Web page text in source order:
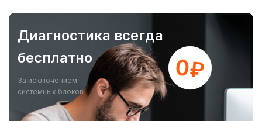
Диагностика всегда
бесплатно
За исключением
системных блоков